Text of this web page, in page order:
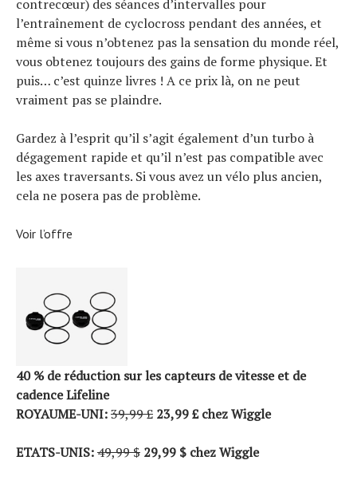
contrecœur) des séances d’intervalles pour
l’entraînement de cyclocross pendant des années, et
même si vous n’obtenez pas la sensation du monde réel,
vous obtenez toujours des gains de forme physique. Et
puis… c’est quinze livres ! A ce prix là, on ne peut
vraiment pas se plaindre.
Gardez à l’esprit qu’il s’agit également d’un turbo à
dégagement rapide et qu’il n’est pas compatible avec
les axes traversants. Si vous avez un vélo plus ancien,
cela ne posera pas de problème.
Voir l’offre
40 % de réduction sur les capteurs de vitesse et de
cadence Lifeline
ROYAUME-UNI:39,99 £ 23,99 £ chez Wiggle
ETATS-UNIS:49,99 $ 29,99 $ chez Wiggle